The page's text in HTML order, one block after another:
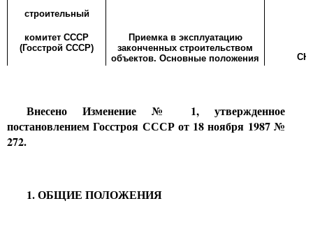
строительный
комитет СССР
(Госстрой СССР)
Приемка в эксплуатацию
законченных строительством
объектов. Основные положения
Внесено Изменение № 1, утвержденное
постановлением Госстроя СССР от 18 ноября 1987 №
272.
1.ОБЩИЕ ПОЛОЖЕНИЯ